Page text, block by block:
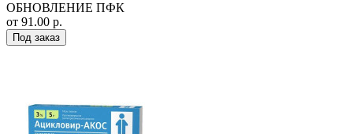
ОБНОВЛЕНИЕ ПФК
от 91.00 р.
Под заказ